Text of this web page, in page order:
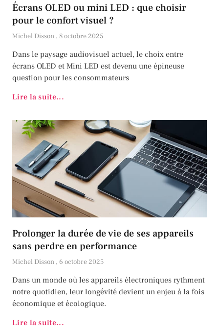
Écrans OLED ou mini LED : que choisir
pour le confort visuel ?
Michel Disson 8 octobre 2025
Dans le paysage audiovisuel actuel, le choix entre
écrans OLED et Mini LED est devenu une épineuse
question pour les consommateurs
Lire la suite...
Prolonger la durée de vie de ses appareils
sans perdre en performance
Michel Disson 6 octobre 2025
Dans un monde où les appareils électroniques rythment
notre quotidien, leur longévité devient un enjeu à la fois
économique et écologique.
Lire la suite...